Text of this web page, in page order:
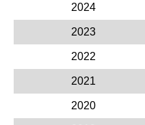
2024
2023
2022
2021
2020